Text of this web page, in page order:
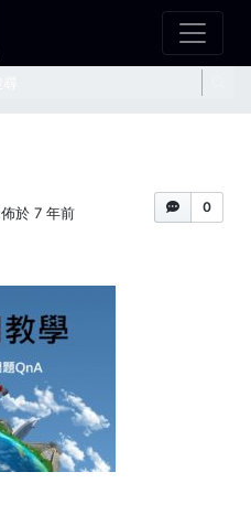
0
於 7 年前